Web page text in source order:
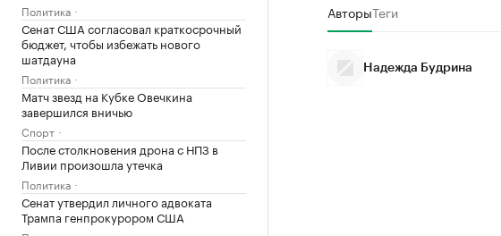
Политика
Сенат США согласовал краткосрочный
бюджет, чтобы избежать нового
шатдауна
Политика
Матч звезд на Кубке Овечкина
завершился вничью
Спорт
После столкновения дрона с НПЗ в
Ливии произошла утечка
Политика
Сенат утвердил личного адвоката
Трампа генпрокурором США
АвторыТеги
Надежда Будрина